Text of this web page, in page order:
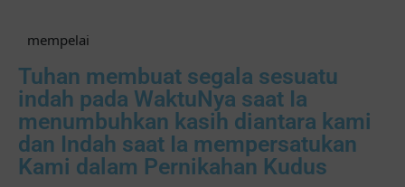
mempelai
Tuhan membuat segala sesuatu
indah pada WaktuNya saat Ia
menumbuhkan kasih diantara kami
dan Indah saat Ia mempersatukan
Kami dalam Pernikahan Kudus